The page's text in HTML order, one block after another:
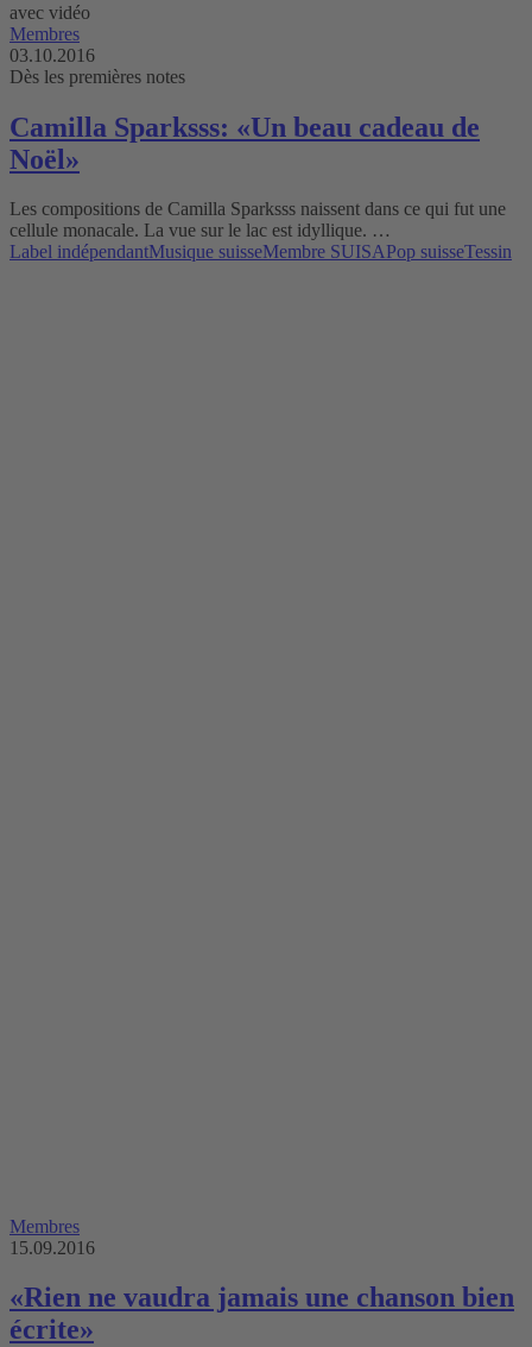
avec vidéo
Membres
03.10.2016
Dès les premières notes
Camilla Sparksss: «Un beau cadeau de
Noël»
Les compositions de Camilla Sparksss naissent dans ce qui fut une
cellule monacale. La vue sur le lac est idyllique. …
Label indépendantMusique suisseMembre SUISAPop suisseTessin
Membres
15.09.2016
«Rien ne vaudra jamais une chanson bien
écrite»